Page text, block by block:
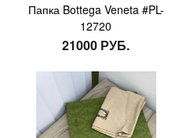
Папка Bottega Veneta #PL-
12720
21000 РУБ.